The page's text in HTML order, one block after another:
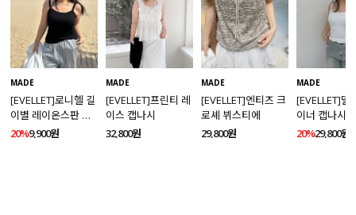
MADE
[EVELLET]로니헬 길
이별 레이온스판 끈
나시
20%9,900원
MADE
[EVELLET]프린티 레
이스 캡나시
32,800원
MADE
[EVELLET]엔티즈 크
로셰 뷔스티에
29,800원
MADE
[EVELLET]델
이너 캡나시
20%29,800원